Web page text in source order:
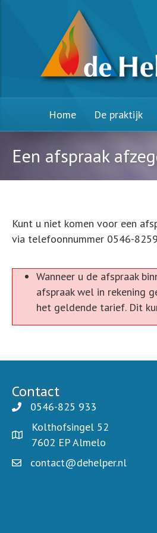
Home De praktijk
Een afspraak
Kunt u niet komen voor een
via telefoonnummer 0546-
Wanneer u de afspraak
afspraak wel in rekening
het geldende tarief. Dit
Contact
0546-825 933
Kolthofsingel 52
7602 EP Almelo
contact@dehelper.nl